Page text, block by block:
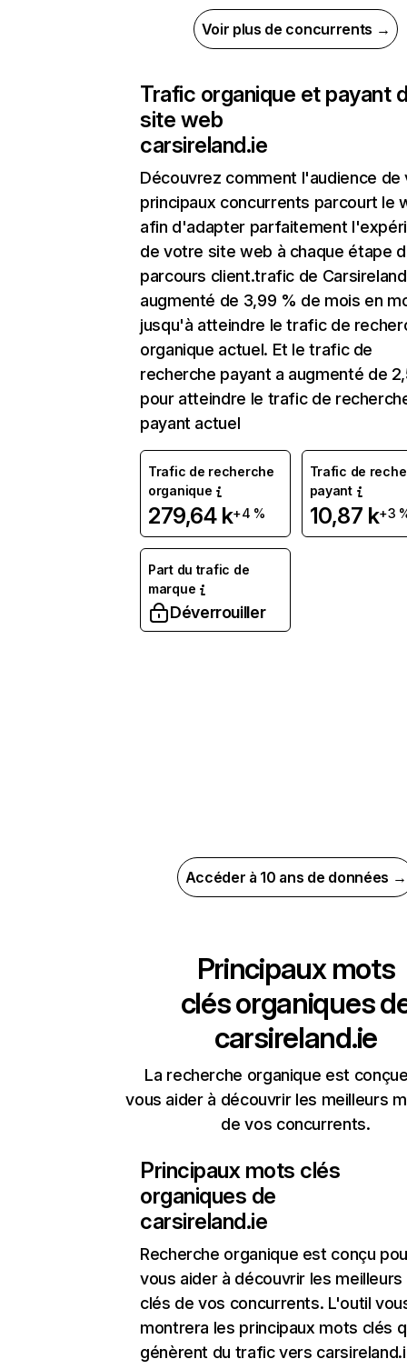
Voir plus de concurrents →
Trafic organique et payant
site web
carsireland.ie
Découvrez comment l'audience de
principaux concurrents parcourt le
afin d'adapter parfaitement
de votre site web à chaque étape
parcours client.trafic de
augmenté de 3,99 % de mois en
jusqu'à atteindre le trafic de
organique actuel. Et le trafic de
recherche payant a augmenté de
pour atteindre le trafic de
payant actuel
Trafic de recherche
organique
279,64 k+4 %
Trafic de
payant
10,87 k+3
Part du trafic de
marque
Déverrouiller
Accéder à 10 ans de données →
Principaux mots
clés organiques
carsireland.ie
La recherche organique est
vous aider à découvrir les meilleurs
de vos concurrents.
Principaux mots clés
organiques de
carsireland.ie
Recherche organique est conçu
vous aider à découvrir les
clés de vos concurrents. L'outil
montrera les principaux mots clés
génèrent du trafic vers